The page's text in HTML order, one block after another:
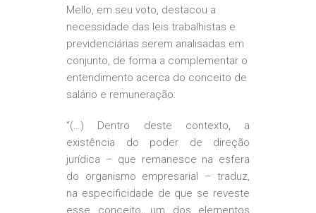
Mello, em seu voto, destacou a
necessidade das leis trabalhistas e
previdenciárias serem analisadas em
conjunto, de forma a complementar o
entendimento acerca do conceito de
salário e remuneração:
“(…) Dentro deste contexto, a
existência do poder de direção
jurídica – que remanesce na esfera
do organismo empresarial – traduz,
na especificidade de que se reveste
esse conceito, um dos elementos